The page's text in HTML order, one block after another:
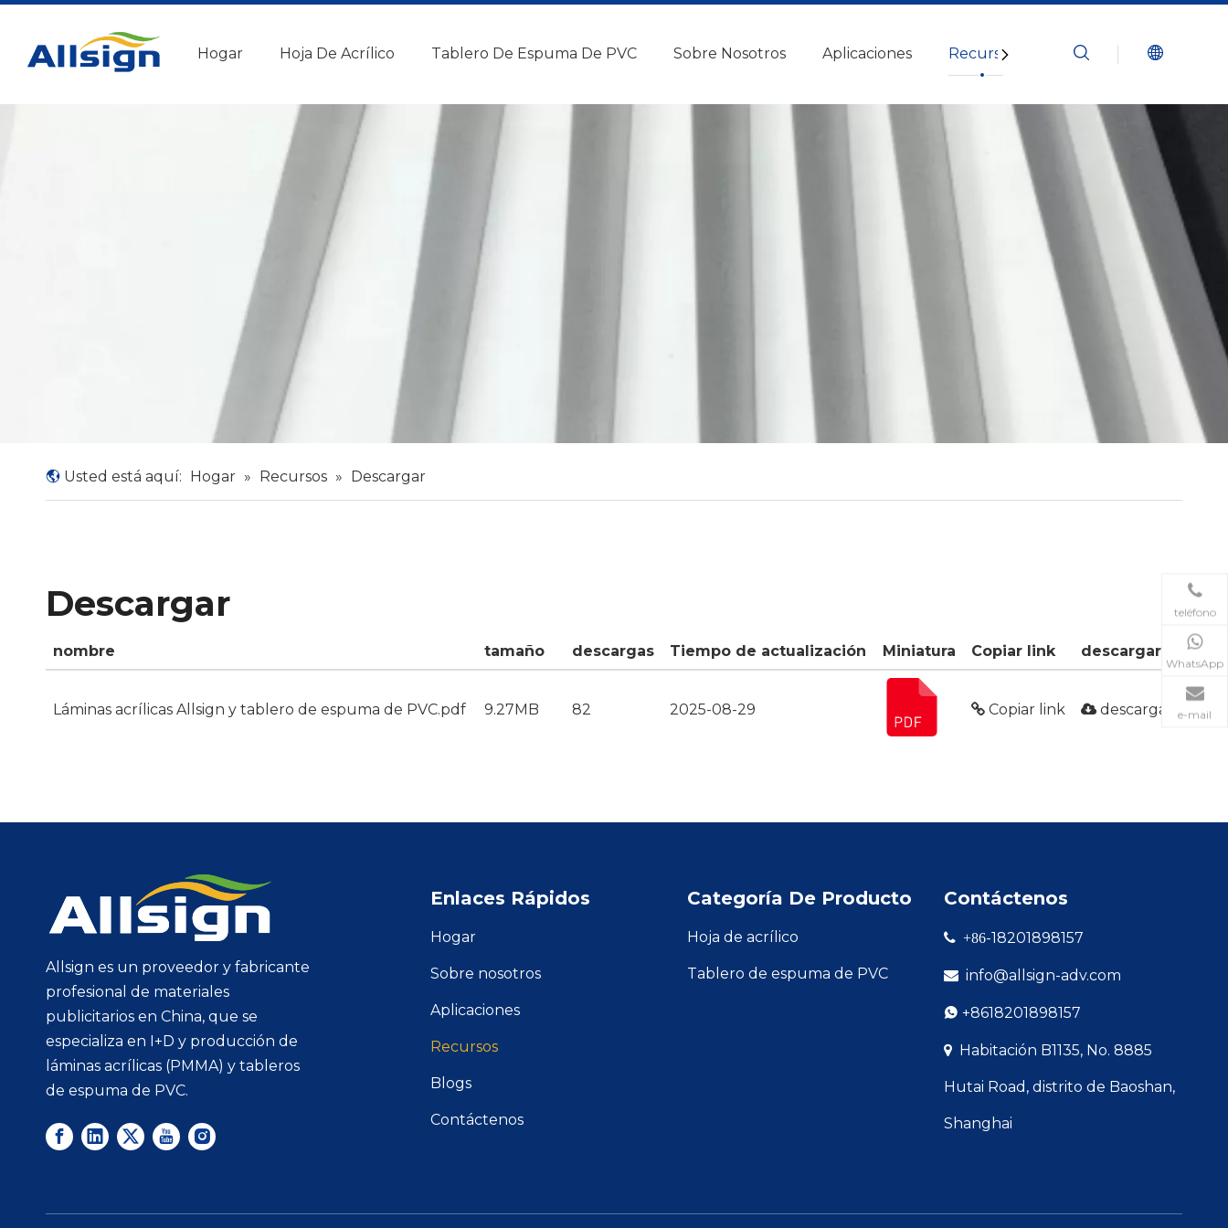
Hogar Hoja De Acrílico Tablero De Espuma De PVC Sobre Nosotros Aplicaciones Recursos Blogs Contáctenos
Usted está aquí: Hogar » Recursos » Descargar
Descargar
nombre tamaño descargas Tiempo de actualización Miniatura Copiar link descargar
Láminas acrílicas Allsign y tablero de espuma de PVC.pdf 9.27MB 82 2025-08-29 Copiar link descargar
Allsign es un proveedor y fabricante
profesional de materiales
publicitarios en China, que se
especializa en I+D y producción de
láminas acrílicas (PMMA) y tableros
de espuma de PVC.
Enlaces Rápidos
Hogar
Sobre nosotros
Aplicaciones
Recursos
Blogs
Contáctenos
Categoría De Producto
Hoja de acrílico
Tablero de espuma de PVC
Contáctenos
 +86-18201898157
 info@allsign-adv.com
+8618201898157
 Habitación B1135, No. 8885
Hutai Road, distrito de Baoshan,
Shanghai
teléfono
WhatsApp
e-mail